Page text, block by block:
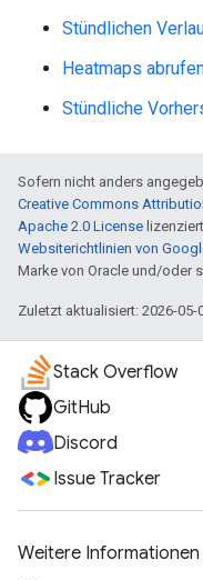
Stündlichen
Heatmaps
Stündliche
Sofern nicht anders
Creative Commons
Apache 2.0 License
Websiterichtlinien von
Marke von Oracle und/oder
Zuletzt aktualisiert: 2026-05-
Stack Overflow
GitHub
Discord
Issue Tracker
Weitere Informationen